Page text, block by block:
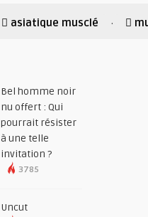
asiatique musclé ·
Bel homme noir
nu offert : Qui
pourrait résister
à une telle
invitation ?
3785
Uncut